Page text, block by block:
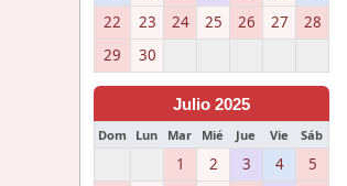
22
23 24 25 26 27
28
29
30
Julio 2025
Dom Lun Mar Mié Jue Vie Sáb
1 2 3 4 5